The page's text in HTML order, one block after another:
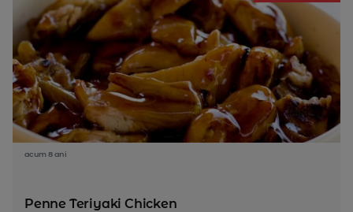
acum 8 ani
Penne Teriyaki Chicken